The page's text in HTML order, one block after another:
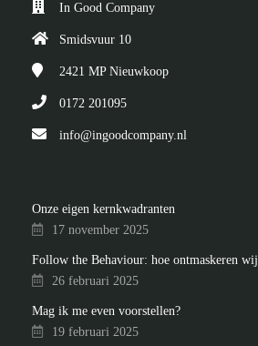
In Good Company
Smidsvuur 10
2421 MP Nieuwkoop
0172 201095
info@ingoodcompany.nl
Onze eigen kernkwadranten
17 november 2025
Follow the Behaviour: hoe ontmaskeren
26 februari 2025
Mag ik me even voorstellen?
19 februari 2025